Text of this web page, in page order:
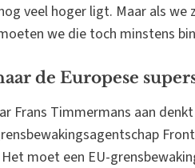
veel hoger ligt. Maar als
we die toch minstens
de Europese
Frans Timmermans aan
moet een EU-